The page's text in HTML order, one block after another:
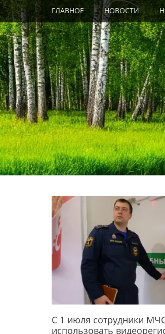
Skip
content
Primary Menu
ГЛАВНОЕ НОВОСТИ
С 1 июля сотрудники
использовать